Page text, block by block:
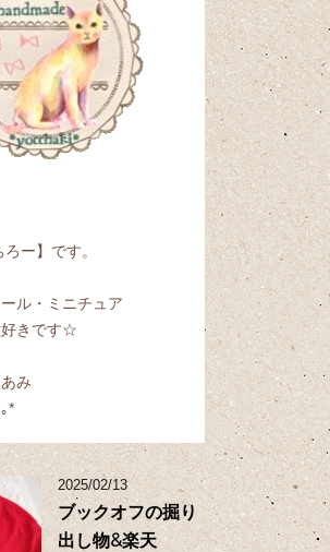
ー】です。
ル・ミニチュア
好きです☆
み
*
2025/02/13
ブックオフの掘り
出し物&楽天